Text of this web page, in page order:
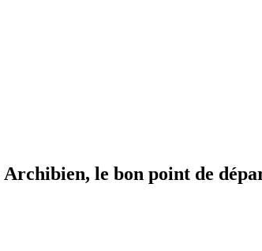
Archibien, le bon point de